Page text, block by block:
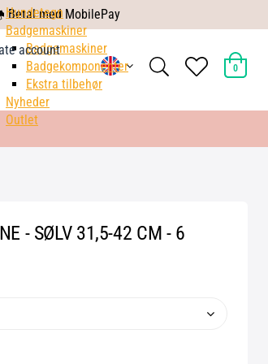
mobile
pay
Betal med MobilePay
account
search heart
light
0
Hundetegn
Badgemaskiner
Badgemaskiner
Badgekomponenter
Ekstra tilbehør
Nyheder
Outlet
- SØLV 31,5-42 CM - 6